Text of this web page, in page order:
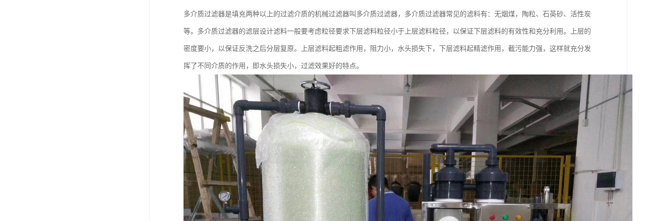
多介质过滤器是填充两种以上的过滤介质的机械过滤器叫多介质过滤器，多介质过滤器常见的滤料有：无烟煤，陶粒、石英砂、活性炭
等。多介质过滤器的滤层设计滤料一般要考虑粒径要求下层滤料粒径小于上层滤料粒径，以保证下层滤料的有效性和充分利用。上层的
密度要小，以保证反洗之后分层复原。上层滤料起粗滤作用，阻力小，水头损失下，下层滤料起精滤作用，截污能力强，这样就充分发
挥了不同介质的作用，即水头损失小，过滤效果好的特点。